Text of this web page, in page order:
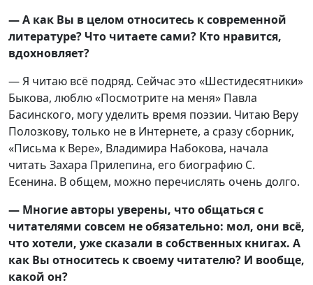
— А как Вы в целом относитесь к современной
литературе? Что читаете сами? Кто нравится,
вдохновляет?
— Я читаю всё подряд. Сейчас это «Шестидесятники»
Быкова, люблю «Посмотрите на меня» Павла
Басинского, могу уделить время поэзии. Читаю Веру
Полозкову, только не в Интернете, а сразу сборник,
«Письма к Вере», Владимира Набокова, начала
читать Захара Прилепина, его биографию С.
Есенина. В общем, можно перечислять очень долго.
— Многие авторы уверены, что общаться с
читателями совсем не обязательно: мол, они всё,
что хотели, уже сказали в собственных книгах. А
как Вы относитесь к своему читателю? И вообще,
какой он?